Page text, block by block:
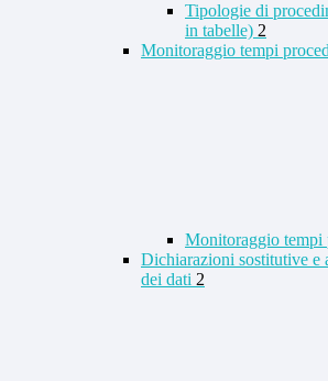
Tipologie di
in tabelle) 2
Monitoraggio tempi
Monitoraggio tempi
Dichiarazioni sostitutive e
dei dati 2